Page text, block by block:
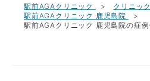
駅前AGAクリニック
クリニッ
駅前AGAクリニック 鹿児島院
駅前AGAクリニック 鹿児島院の症